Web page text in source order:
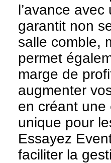
l’avance
garantit non
salle comble,
permet
marge de
augmenter
en créant une
unique pour
Essayez
faciliter la